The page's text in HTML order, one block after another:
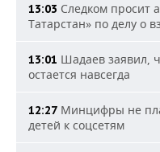
13:03 Следком просит
Татарстан» по делу о
13:01 Шадаев заявил,
остается навсегда
12:27 Минцифры не
детей к соцсетям